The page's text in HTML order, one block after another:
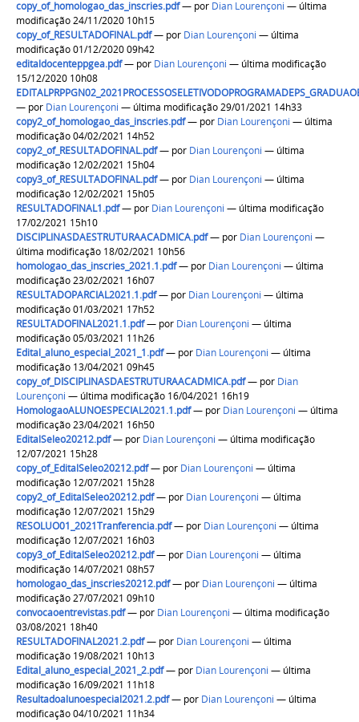
copy_of_homologao_das_inscries.pdf— por Dian Lourençoni — última
modificação 24/11/2020 10h15
copy_of_RESULTADOFINAL.pdf— por Dian Lourençoni — última
modificação 01/12/2020 09h42
editaldocenteppgea.pdf— por Dian Lourençoni — última modificação
15/12/2020 10h08
— por Dian Lourençoni — última modificação 29/01/2021 14h33
copy2_of_homologao_das_inscries.pdf— por Dian Lourençoni — última
modificação 04/02/2021 14h52
copy2_of_RESULTADOFINAL.pdf— por Dian Lourençoni — última
modificação 12/02/2021 15h04
copy3_of_RESULTADOFINAL.pdf— por Dian Lourençoni — última
modificação 12/02/2021 15h05
RESULTADOFINAL1.pdf— por Dian Lourençoni — última modificação
17/02/2021 15h10
DISCIPLINASDAESTRUTURAACADMICA.pdf— por Dian Lourençoni —
última modificação 18/02/2021 10h56
homologao_das_inscries_2021.1.pdf— por Dian Lourençoni — última
modificação 23/02/2021 16h07
RESULTADOPARCIAL2021.1.pdf— por Dian Lourençoni — última
modificação 01/03/2021 17h52
RESULTADOFINAL2021.1.pdf— por Dian Lourençoni — última
modificação 05/03/2021 11h26
Edital_aluno_especial_2021_1.pdf— por Dian Lourençoni — última
modificação 13/04/2021 09h45
copy_of_DISCIPLINASDAESTRUTURAACADMICA.pdf— por Dian
Lourençoni — última modificação 16/04/2021 16h19
HomologaoALUNOESPECIAL2021.1.pdf— por Dian Lourençoni — última
modificação 23/04/2021 16h50
EditalSeleo20212.pdf— por Dian Lourençoni — última modificação
12/07/2021 15h28
copy_of_EditalSeleo20212.pdf— por Dian Lourençoni — última
modificação 12/07/2021 15h28
copy2_of_EditalSeleo20212.pdf— por Dian Lourençoni — última
modificação 12/07/2021 15h29
RESOLUO01_2021Tranferencia.pdf— por Dian Lourençoni — última
modificação 12/07/2021 16h03
copy3_of_EditalSeleo20212.pdf— por Dian Lourençoni — última
modificação 14/07/2021 08h57
homologao_das_inscries20212.pdf— por Dian Lourençoni — última
modificação 27/07/2021 09h10
convocaoentrevistas.pdf— por Dian Lourençoni — última modificação
03/08/2021 18h40
RESULTADOFINAL2021.2.pdf— por Dian Lourençoni — última
modificação 19/08/2021 10h13
Edital_aluno_especial_2021_2.pdf— por Dian Lourençoni — última
modificação 16/09/2021 11h18
Resultadoalunoespecial2021.2.pdf— por Dian Lourençoni — última
modificação 04/10/2021 11h34